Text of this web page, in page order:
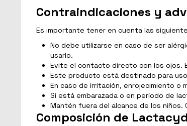
Contraindicaciones y
Es importante tener en cuenta las
No debe utilizarse en caso de ser
usarlo.
Evite el contacto directo con los ojos.
Este producto está destinado para
En caso de irritación, enrojecimiento o
Si está embarazada o en período de
Mantén fuera del alcance de los
Composición de